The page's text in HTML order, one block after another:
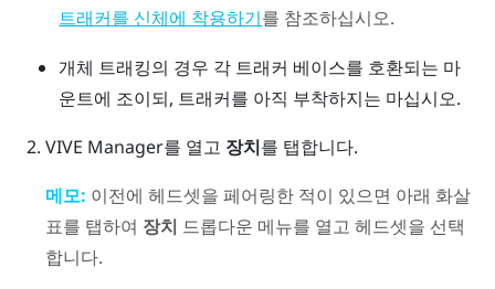
트래커를 신체에 착용하기 를 참조하십시오.
개체 트래킹의 경우 각 트래커 베이스를 호환되는 마
운트에 조이되, 트래커를 아직 부착하지는 마십시오.
VIVE Manager를 열고 장치를 탭합니다.
메모: 이전에 헤드셋을 페어링한 적이 있으면 아래 화살
표를 탭하여 장치 드롭다운 메뉴를 열고 헤드셋을 선택
합니다.